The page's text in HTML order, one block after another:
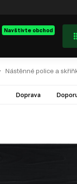
Navštivte obchod
Nástěnné police a
Doprava